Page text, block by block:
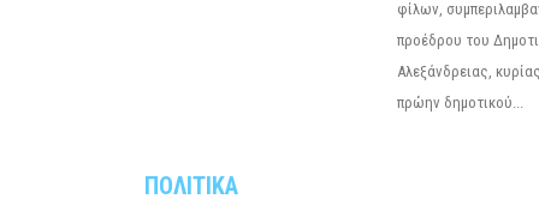
φίλων,
προέδρου του
Αλεξάνδρειας,
πρώην δημοτικού...
ΠΟΛΙΤΙΚΑ